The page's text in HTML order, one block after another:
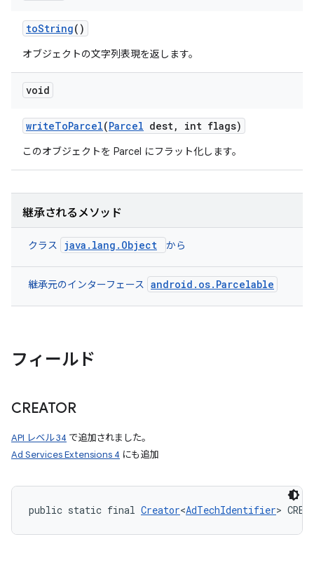
toString()
オブジェクトの文字列表現を返します。
void
writeToParcel(Parcel dest, int flags)
このオブジェクトを Parcel にフラット化します。
継承されるメソッド
クラス java.lang.Object から
継承元のインターフェース android.os.Parcelable
フィールド
CREATOR
API レベル 34 で追加されました。
Ad Services Extensions 4 にも追加
public static final Creator<AdTechIdentifier>